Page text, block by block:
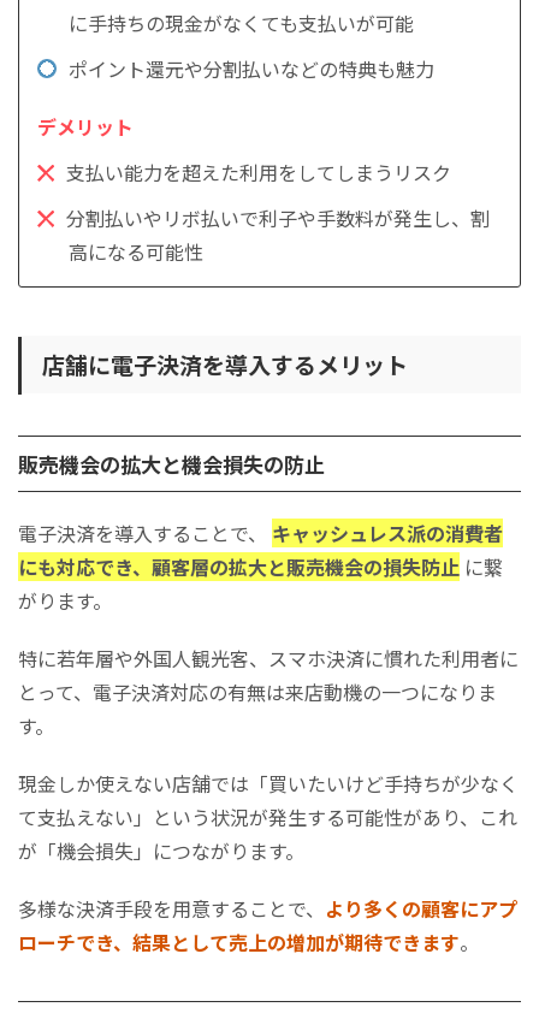
に手持ちの現金がなくても支払いが可能
ポイント還元や分割払いなどの特典も魅力
支払い能力を超えた利用をしてしまうリスク
分割払いやリボ払いで利子や手数料が発生し、割
高になる可能性
店舗に電子決済を導入するメリット
販売機会の拡大と機会損失の防止
電子決済を導入することで、 キャッシュレス派の消費者
にも対応でき、顧客層の拡大と販売機会の損失防止 に繋
がります。
特に若年層や外国人観光客、スマホ決済に慣れた利用者に
とって、電子決済対応の有無は来店動機の一つになりま
す。
現金しか使えない店舗では「買いたいけど手持ちが少なく
て支払えない」という状況が発生する可能性があり、これ
が「機会損失」につながります。
多様な決済手段を用意することで、 より多くの顧客にアプ
ローチでき、結果として売上の増加が期待できます。